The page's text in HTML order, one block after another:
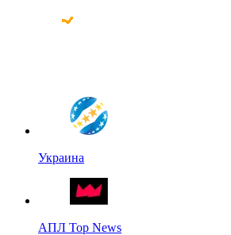
Украина
АПЛ Top News